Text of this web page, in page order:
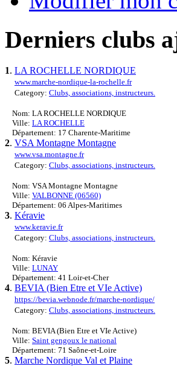
Derniers clubs
1. LA ROCHELLE NORDIQUE
www.marche-nordique-la-rochelle.fr
Category: Clubs, associations, instructeurs.
Nom: LA ROCHELLE NORDIQUE
Ville: LA ROCHELLE
Département: 17 Charente-Maritime
2. VSA Montagne Montagne
www.vsa.montagne.fr
Category: Clubs, associations, instructeurs.
Nom: VSA Montagne Montagne
Ville: VALBONNE (06560)
Département: 06 Alpes-Maritimes
3. Kéravie
www.keravie.fr
Category: Clubs, associations, instructeurs.
Nom: Kéravie
Ville: LUNAY
Département: 41 Loir-et-Cher
4. BEVIA (Bien Etre et VIe Active)
https://bevia.webnode.fr/marche-nordique/
Category: Clubs, associations, instructeurs.
Nom: BEVIA (Bien Etre et VIe Active)
Ville: Saint gengoux le national
Département: 71 Saône-et-Loire
5. Marche Nordique Val et Plaine